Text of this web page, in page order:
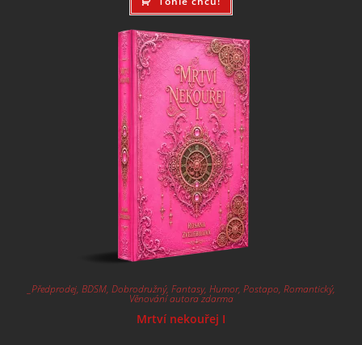
_Předprodej, BDSM, Dobrodružný, Fantasy, Humor, Postapo, Romantický,
Věnování autora zdarma
Mrtví nekouřej I